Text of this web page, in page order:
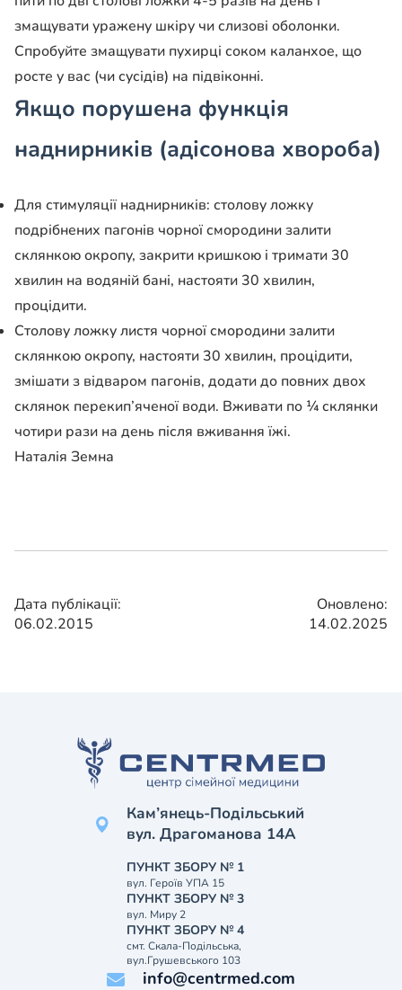
змащувати уражену шкіру чи слизові оболонки.
Спробуйте змащувати пухирці соком каланхое, що
росте у вас (чи сусідів) на підвіконні.
Якщо порушена функція
наднирників (адісонова хвороба)
Для стимуляції наднирників: столову ложку
подрібнених пагонів чорної смородини залити
склянкою окропу, закрити кришкою і тримати 30
хвилин на водяній бані, настояти 30 хвилин,
процідити.
Столову ложку листя чорної смородини залити
склянкою окропу, настояти 30 хвилин, процідити,
змішати з відваром пагонів, додати до повних двох
склянок перекип’яченої води. Вживати по ¼ склянки
чотири рази на день після вживання їжі.
Наталія Земна
Дата публікації:
06.02.2015
Оновлено:
14.02.2025
Кам’янець-Подільський
вул. Драгоманова 14А
ПУНКТ ЗБОРУ № 1
вул. Героїв УПА 15
ПУНКТ ЗБОРУ № 3
вул. Миру 2
ПУНКТ ЗБОРУ № 4
смт. Скала-Подільська,
вул.Грушевського 103
info@centrmed.com